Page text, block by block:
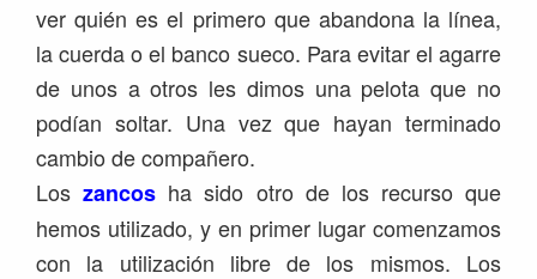
ver quién es el primero que abandona la línea,
la cuerda o el banco sueco. Para evitar el agarre
de unos a otros les dimos una pelota que no
podían soltar. Una vez que hayan terminado
cambio de compañero.
Loszancos ha sido otro de los recurso que
hemos utilizado, y en primer lugar comenzamos
con la utilización libre de los mismos. Los